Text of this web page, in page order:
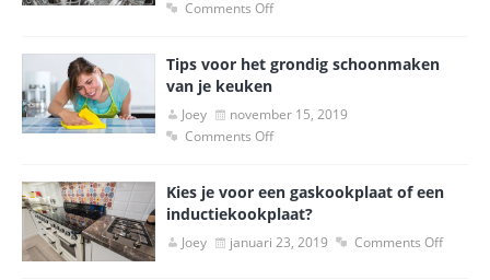
Comments Off
Tips voor het grondig schoonmaken
van je keuken
Joey
november 15, 2019
Comments Off
Kies je voor een gaskookplaat of een
inductiekookplaat?
Joey januari 23, 2019 Comments Off